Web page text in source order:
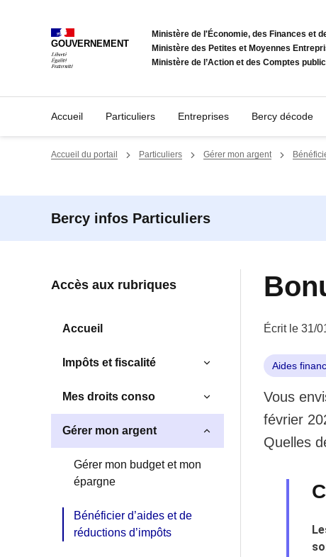
GOUVERNEMENT
Ministère de l'Économie, des Finances et
Ministère des Petites et Moyennes
Ministère de l’Action et des Comptes
Accueil Particuliers Entreprises Bercy décode
Accueil du portail Particuliers Gérer mon argent
Bercy infos Particuliers
Accès aux rubriques
Accueil
Impôts et fiscalité
Mes droits conso
Gérer mon argent
Gérer mon budget et mon
épargne
Bénéficier d’aides et de
réductions d’impôts
Écrit le 31/
Aides
Vous
février
Quelles